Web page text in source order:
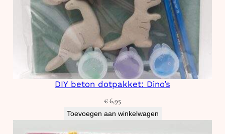
DIY beton dotpakket: Dino’s
€6,95
Toevoegen aan winkelwagen